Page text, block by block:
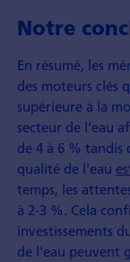
Notre
En résumé, les
des moteurs clés
supérieure à la
secteur de l'eau
de 4 à 6 % tandis
qualité de l'eau
temps, les
à 2-3 %. Cela
investissements
de l'eau peuvent